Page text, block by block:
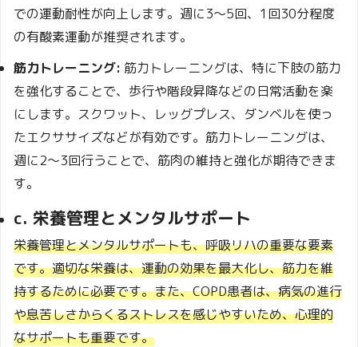
での運動耐性が向上します。週に3～5回、1回30分程度
の有酸素運動が推奨されます。
筋力トレーニング: 筋力トレーニングは、特に下肢の筋力
を強化することで、歩行や階段昇降などの日常活動を楽
にします。スクワット、レッグプレス、ダンベルを使っ
たエクササイズなどが有効です。筋力トレーニングは、
週に2～3回行うことで、筋肉の維持と強化が期待できま
す。
c. 栄養管理とメンタルサポート
栄養管理とメンタルサポートも、呼吸リハの重要な要素
です。適切な栄養は、運動の効果を最大化し、筋力を維
持するために必要です。また、COPD患者は、病気の進行
や息苦しさからくるストレスを感じやすいため、心理的
なサポートも重要です。